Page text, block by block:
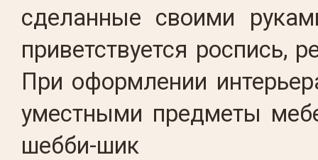
сделанные своими
приветствуется роспись,
При оформлении
уместными предметы
шебби-шик